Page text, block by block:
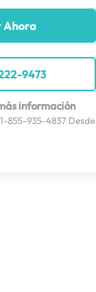
Ahora
9473
información
855-935-4837 Desde